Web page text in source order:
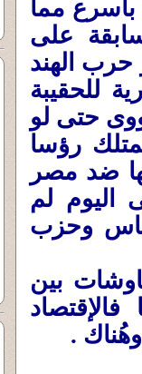
بأسرع مما
على
حرب الهند
للحقيبة
حتى لو
رؤسا
ضد مصر
لم
وحزب
بين
.